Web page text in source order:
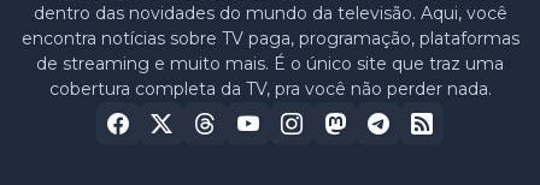
dentro das novidades do mundo da televisão. Aqui, você
encontra notícias sobre TV paga, programação, plataformas
de streaming e muito mais. É o único site que traz uma
cobertura completa da TV, pra você não perder nada.